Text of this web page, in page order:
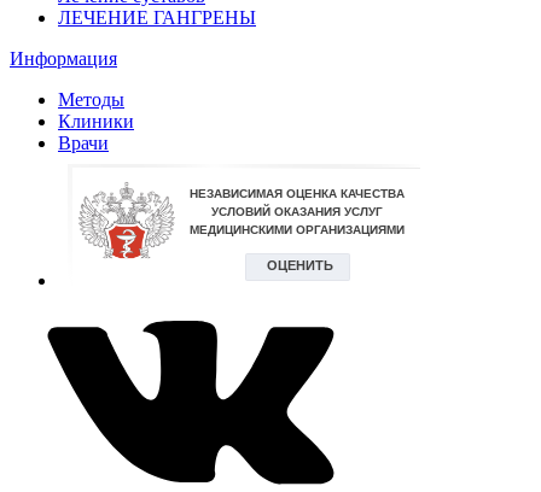
ЛЕЧЕНИЕ ГАНГРЕНЫ
Информация
Методы
Клиники
Врачи